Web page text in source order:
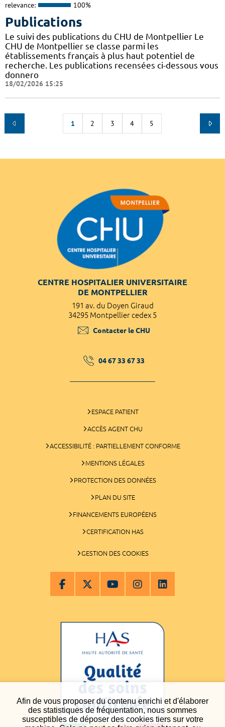
Afin de vous proposer du contenu enrichi et d'élaborer
des statistiques de fréquentation, nous sommes
susceptibles de déposer des cookies tiers sur votre
relevance: 100%
Publications
Le suivi des publications du CHU de Montpellier Le
CHU de Montpellier se classe parmi les
établissements français à plus haut potentiel de
recherche. Les publications recensées ci-dessous vous
donnero
18/02/2026 15:25
1 2 3 4 5
CENTRE HOSPITALIER UNIVERSITAIRE
DE MONTPELLIER
191 av. du Doyen Giraud
34295 Montpellier cedex 5
Contacter le CHU
04 67 33 67 33
ESPACE PATIENT
ACCÈS AGENT CHU
ACCESSIBILITÉ : PARTIELLEMENT CONFORME
MENTIONS LÉGALES
PROTECTION DES DONNÉES
PLAN DU SITE
FINANCEMENTS EUROPÉENS
CERTIFICATION HAS
GESTION DES COOKIES